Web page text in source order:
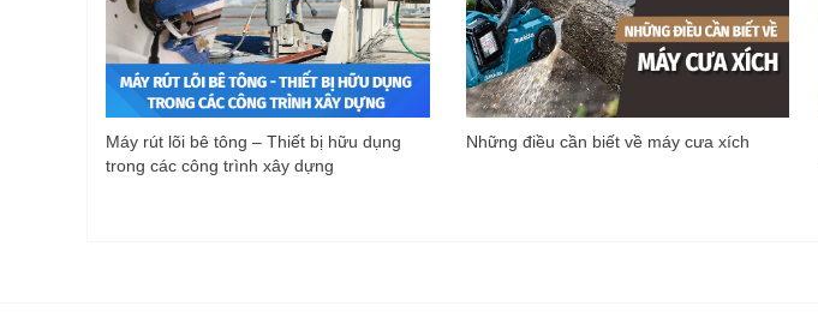
Máy rút lõi bê tông – Thiết bị hữu dụng
trong các công trình xây dựng
Những điều cần biết về máy cưa xích